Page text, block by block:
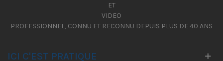
ET
VIDEO
PROFESSIONNEL, CONNU ET RECONNU DEPUIS PLUS DE 40 ANS
ICI C'EST PRATIQUE